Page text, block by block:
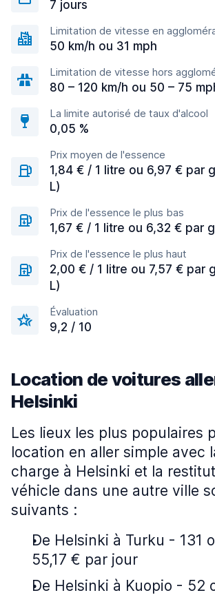
7 jours
Limitation de vitesse en
50 km/h ou 31 mph
Limitation de vitesse hors
80 – 120 km/h ou 50 – 75
La limite autorisé de taux d'alcool
0,05 %
Prix moyen de l'essence
1,84 € / 1 litre ou 6,97 € par
L)
Prix de l'essence le plus bas
1,67 € / 1 litre ou 6,32 € par
Prix de l'essence le plus haut
2,00 € / 1 litre ou 7,57 € par
L)
Évaluation
9,2 / 10
Location de voitures
Helsinki
Les lieux les plus populaires
location en aller simple avec
charge à Helsinki et la
véhicle dans une autre ville
suivants :
De Helsinki à Turku - 131
55,17 € par jour
De Helsinki à Kuopio - 52